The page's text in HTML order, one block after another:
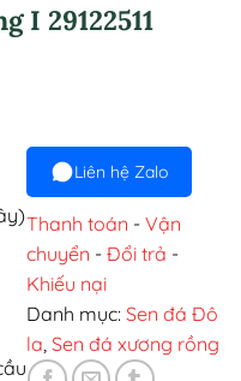
I 29122511
Liên hệ Zalo
Thanh toán - Vận
chuyển - Đổi trả -
Khiếu nại
Danh mục: Sen đá Đô
la Sen đá xương rồng